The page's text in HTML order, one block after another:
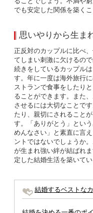
でも安定した関係を築くこ
思いやりから生ま
正反対のカップルに比べ
てしまい刺激に欠けるの
続きをしているカップル
す。年に一度は海外旅行
ストランで食事をしたり
ることができます。また
させるには大切なことで
たり、親切にされること
す。「ありがとう」とい
めんなさい」と素直に言
ントではないでしょうか
が生まれ強い絆が結ばれ
定した結婚生活を築いて
結婚するベストな